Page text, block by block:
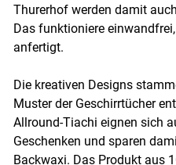
Thurerhof werden damit
Das funktioniere
anfertigt.
Die kreativen Designs
Muster der Geschirrtücher
Allround-Tiachi eignen sich
Geschenken und sparen
Backwaxi. Das Produkt aus